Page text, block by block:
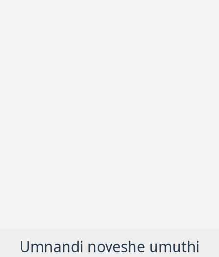
Umnandi noveshe umuthi